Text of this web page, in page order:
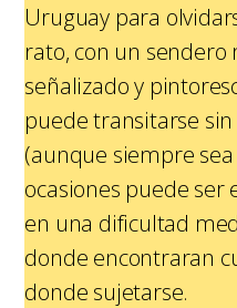
Uruguay para
rato, con un
señalizado y
puede transitarse
(aunque siempre
ocasiones puede ser
en una dificultad
donde encontraran
donde sujetarse.